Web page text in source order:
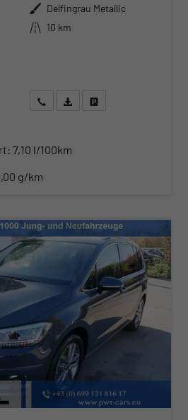
Außenfarbe Delfingrau Metallic
Kilometerstand
10 km
Wir rufen Sie anAngebot drucken (PDF)
7,10 l/100km
g/km